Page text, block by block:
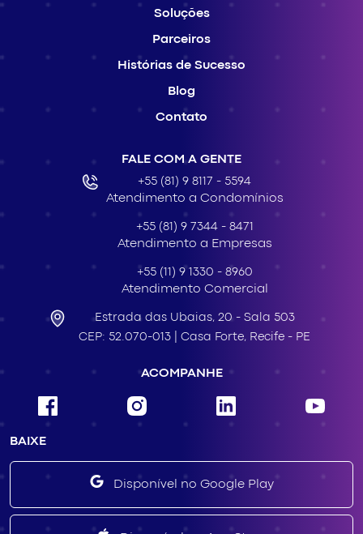
Soluções
Parceiros
Histórias de Sucesso
Blog
Contato
FALE COM A GENTE
+55 (81) 9 8117 - 5594
Atendimento a Condomínios
+55 (81) 9 7344 - 8471
Atendimento a Empresas
+55 (11) 9 1330 - 8960
Atendimento Comercial
Estrada das Ubaias,20 - Sala 503
CEP: 52.070-013 | Casa Forte, Recife - PE
ACOMPANHE
BAIXE
Disponível no Google Play